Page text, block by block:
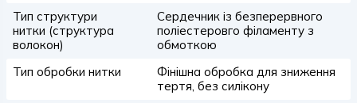
Тип структури
нитки (структура
волокон)
Сердечник із безперервного
поліестеровго філаменту з
обмоткою
Тип обробки нитки
Фінішна обробка для зниження
тертя, без силікону